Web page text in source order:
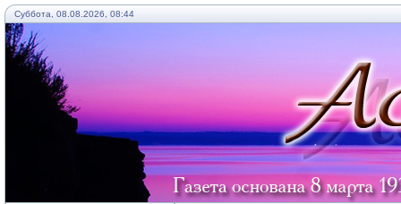
Суббота, 08.08.2026, 08:44